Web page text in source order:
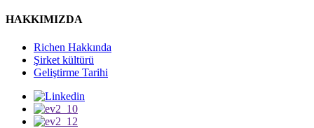
HAKKIMIZDA
Richen Hakkında
Şirket kültürü
Geliştirme Tarihi